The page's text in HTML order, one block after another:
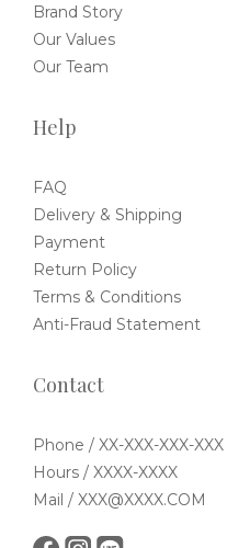
Brand Story
Our Values
Our Team
Help
FAQ
Delivery & Shipping
Payment
Return Policy
Terms & Conditions
Anti-Fraud Statement
Contact
Phone / XX-XXX-XXX-XXX
Hours / XXXX-XXXX
Mail / XXX@XXXX.COM